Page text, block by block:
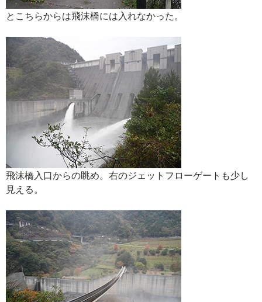
とこちらからは飛沫橋には入れなかった。
飛沫橋入口からの眺め。右のジェットフローゲートも少し
見える。